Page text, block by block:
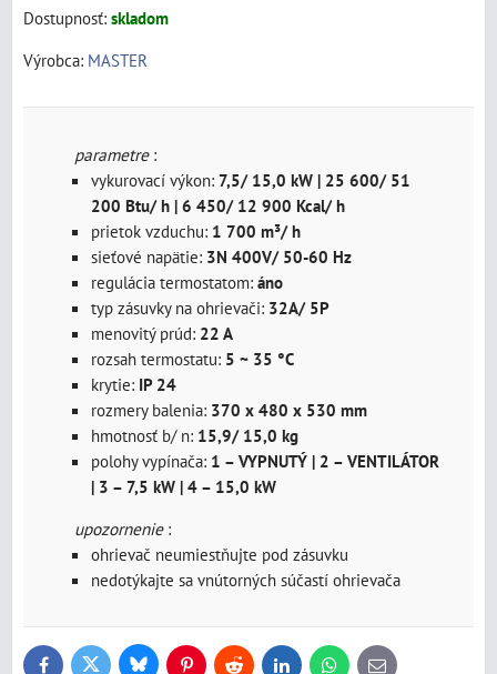
Dostupnosť: skladom
Výrobca: MASTER
parametre :
vykurovací výkon: 7,5/ 15,0 kW | 25 600/ 51
200 Btu/ h | 6 450/ 12 900 Kcal/ h
prietok vzduchu: 1 700 m³/ h
sieťové napätie: 3N 400V/ 50-60 Hz
regulácia termostatom:áno
typ zásuvky na ohrievači: 32A/ 5P
menovitý prúd: 22 A
rozsah termostatu: 5 ~ 35 °C
krytie: IP 24
rozmery balenia: 370 x 480 x 530 mm
hmotnosť b/ n: 15,9/ 15,0 kg
polohy vypínača: 1 – VYPNUTÝ | 2 – VENTILÁTOR
| 3 – 7,5 kW | 4 – 15,0 kW
upozornenie :
ohrievač neumiestňujte pod zásuvku
nedotýkajte sa vnútorných súčastí ohrievača
FacebookTwitter BlueskyPinterestReddit LinkedInWhatsApp
E-